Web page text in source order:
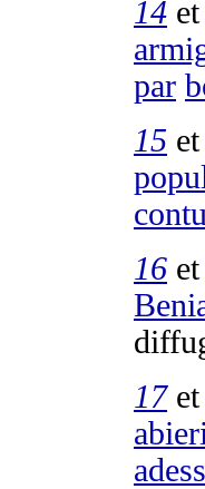
14 et
par
15 et
16 et
17et